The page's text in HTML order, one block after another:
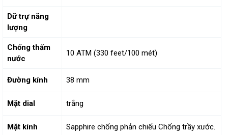
Dữ trự năng
lượng
Chống thấm
nước
10 ATM (330 feet/100 mét)
Đường kính 38 mm
Mặt dial trắng
Mặt kính Sapphire chống phản chiếu Chống trầy xước.